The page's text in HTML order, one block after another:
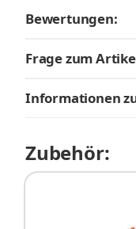
Bewertungen:
Frage zum
Informationen
Zubehör: